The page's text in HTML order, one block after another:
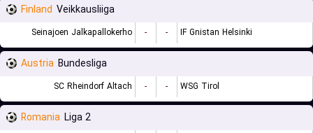
Finland Veikkausliiga
Seinajoen Jalkapallokerho - - IF Gnistan Helsinki
Austria Bundesliga
SC Rheindorf Altach - - WSG Tirol
Romania Liga 2